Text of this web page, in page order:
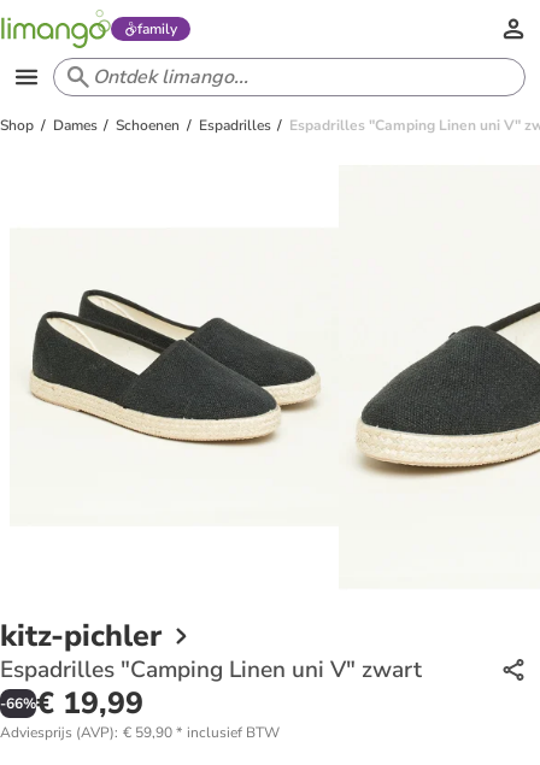
family
Shop Dames Schoenen Espadrilles Espadrilles "Camping Linen uni V"
kitz-pichler
Espadrilles "Camping Linen uni V" zwart
-66%€ 19,99
Adviesprijs (AVP): € 59,90* inclusief BTW